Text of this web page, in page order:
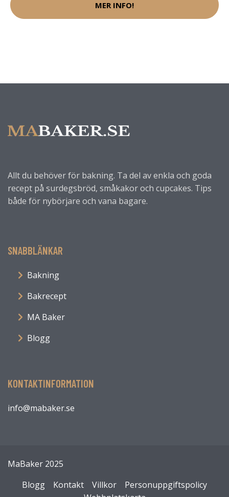
MER INFO!
Allt du behöver för bakning. Ta del av enkla och goda
recept på surdegsbröd, småkakor och cupcakes. Tips
både för nybörjare och vana bagare.
SNABBLÄNKAR
Bakning
Bakrecept
MA Baker
Blogg
KONTAKTINFORMATION
info@mabaker.se
MaBaker 2025
Blogg
Kontakt Villkor
Personuppgiftspolicy